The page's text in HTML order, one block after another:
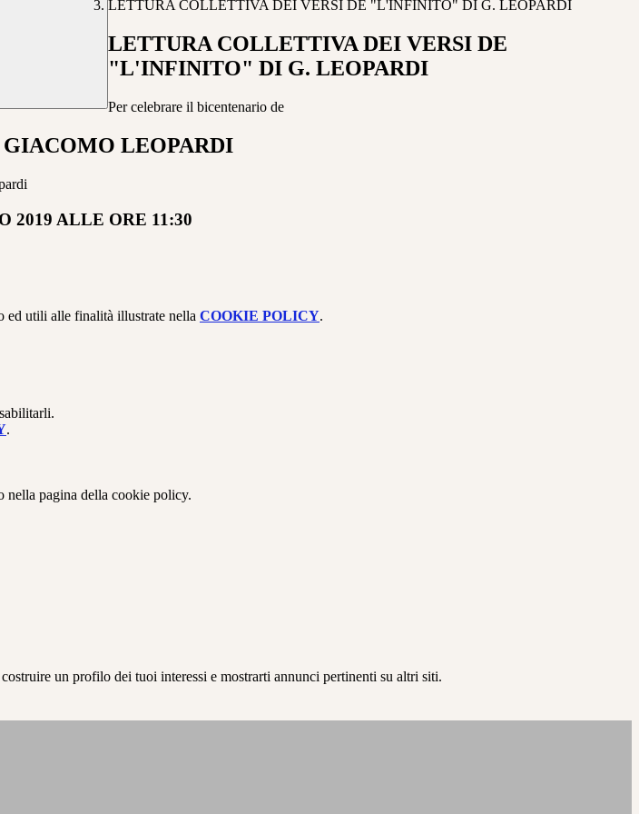
LETTURA COLLETTIVA DEI VERSI DE "L'INFINITO" DI G. LEOPARDI
LETTURA COLLETTIVA DEI VERSI DE
"L'INFINITO" DI G. LEOPARDI
Per celebrare il bicentenario de
LEOPARDI
2019 ALLE ORE 11:30
ed utili alle finalità illustrate nella COOKIE POLICY.
.
nella pagina della cookie policy.
un profilo dei tuoi interessi e mostrarti annunci pertinenti su altri siti.